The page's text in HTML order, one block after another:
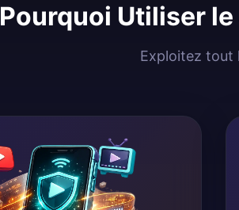
Pourquoi Utiliser
Exploitez tout